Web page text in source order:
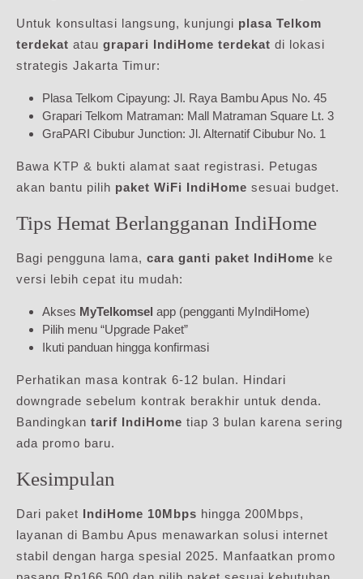
Untuk konsultasi langsung, kunjungi plasa Telkom
terdekat atau grapari IndiHome terdekat di lokasi
strategis Jakarta Timur:
Plasa Telkom Cipayung: Jl. Raya Bambu Apus No. 45
Grapari Telkom Matraman: Mall Matraman Square Lt. 3
GraPARI Cibubur Junction: Jl. Alternatif Cibubur No. 1
Bawa KTP & bukti alamat saat registrasi. Petugas
akan bantu pilih paket WiFi IndiHome sesuai budget.
Tips Hemat Berlangganan IndiHome
Bagi pengguna lama, cara ganti paket IndiHome ke
versi lebih cepat itu mudah:
Akses MyTelkomsel app (pengganti MyIndiHome)
Pilih menu “Upgrade Paket”
Ikuti panduan hingga konfirmasi
Perhatikan masa kontrak 6-12 bulan. Hindari
downgrade sebelum kontrak berakhir untuk denda.
Bandingkan tarif IndiHome tiap 3 bulan karena sering
ada promo baru.
Kesimpulan
Dari paket IndiHome 10Mbps hingga 200Mbps,
layanan di Bambu Apus menawarkan solusi internet
stabil dengan harga spesial 2025. Manfaatkan promo